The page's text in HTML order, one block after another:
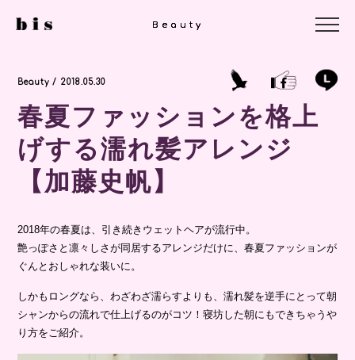
Beauty
Beauty / 2018.05.30
春夏ファッションを格上
げする濡れ髪アレンジ
【加藤史帆】
2018年の春夏は、引き続きウェットヘアが流行中。
艶っぽさと凛々しさが同居するアレンジだけに、春夏ファッションが
ぐんとおしゃれな装いに。
しかもロングなら、わざわざ濡らすよりも、濡れ髪を逆手にとって朝
シャンからの流れで仕上げるのがコツ！寝坊した朝にもできちゃうや
り方をご紹介。
Beauty
Beauty